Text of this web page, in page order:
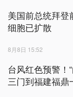
美国前总统拜登
细胞已扩散
8月8日 15:52
台风红色预警！
三门到福建福鼎